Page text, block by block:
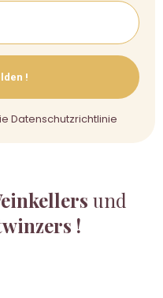
und
!
!
Datenschutzrichtlinie